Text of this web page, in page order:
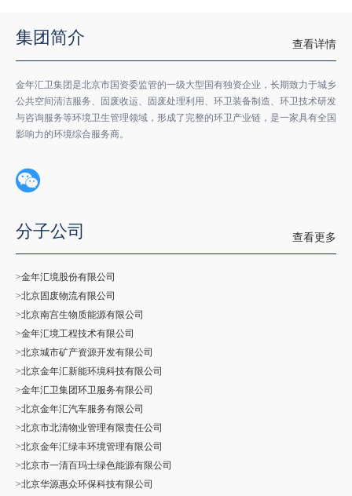
集团简介 查看详情
金年汇卫集团是北京市国资委监管的一级大型国有独资企业，长期致力于城乡
公共空间清洁服务、固废收运、固废处理利用、环卫装备制造、环卫技术研发
与咨询服务等环境卫生管理领域，形成了完整的环卫产业链，是一家具有全国
影响力的环境综合服务商。
分子公司 查看更多
>金年汇境股份有限公司
>北京固废物流有限公司
>北京南宫生物质能源有限公司
>金年汇境工程技术有限公司
>北京城市矿产资源开发有限公司
>北京金年汇新能环境科技有限公司
>金年汇卫集团环卫服务有限公司
>北京金年汇汽车服务有限公司
>北京市北清物业管理有限责任公司
>北京金年汇绿丰环境管理有限公司
>北京市一清百玛士绿色能源有限公司
>北京华源惠众环保科技有限公司